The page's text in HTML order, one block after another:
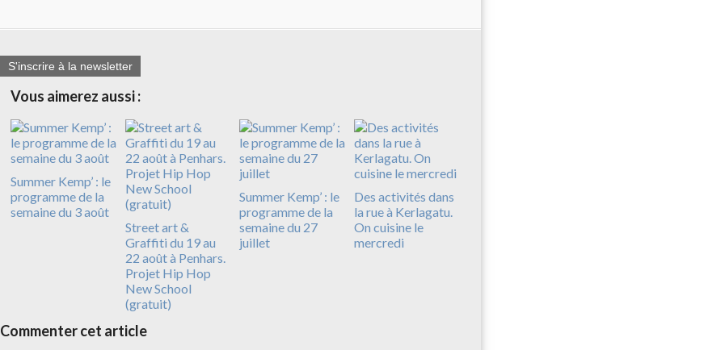
S'inscrire à la newsletter
Vous aimerez aussi :
Summer Kemp’ : le
programme de la
semaine du 3 août
Street art &
Graffiti du 19 au
22 août à Penhars.
Projet Hip Hop
New School
(gratuit)
Summer Kemp’ : le
programme de la
semaine du 27
juillet
Des activités dans
la rue à Kerlagatu.
On cuisine le
mercredi
Commenter cet article